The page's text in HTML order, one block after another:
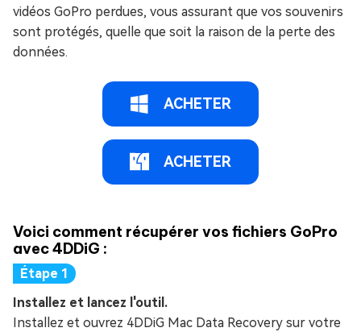
vidéos GoPro perdues, vous assurant que vos souvenirs
sont protégés, quelle que soit la raison de la perte des
données.
ACHETER
ACHETER
Voici comment récupérer vos fichiers GoPro
avec 4DDiG :
Installez et lancez l'outil.
Installez et ouvrez 4DDiG Mac Data Recovery sur votre